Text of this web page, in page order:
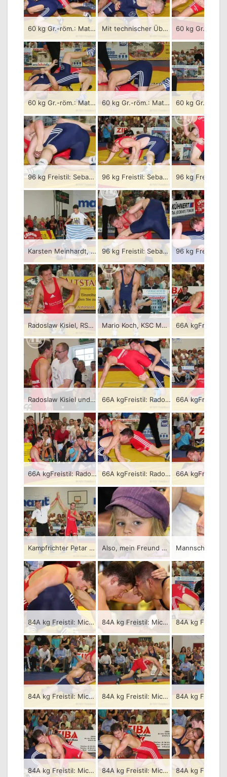
60 kg Gr.-röm.: Mateusz Bierzanowski (rotes Trikot), RSV Rotation Greiz gegen Jakub Korista, KSC Motor Jena – 4:0/TÜ-7:1-5:1-2:1/04:48 Mit technischer Überlegenheit brachte Meteusz Bierzanowski (rot) vier Zähler gegen Jakub Korista auf das Greizer Konto. Mit dem 20:18-Erfolg über den KSC Motor Jena holte sich der RSV Rotation die Tabellenführung wieder.
60 kg Gr.-röm.: Mateusz Bierzanowski (rotes Trikot), RSV Rotation Greiz gegen Jakub Korista, KSC Motor Jena – 4:0/TÜ-7:1-5:1-2:1/04:48 60 kg Gr.-röm.: Mateusz Bierzanowski (rotes Trikot), RSV Rotation Greiz gegen Jakub Korista, KSC Motor Jena – 4:0/TÜ-7:1-5:1-2:1/04:48
96 kg Freistil: Sebastian Wendel (rotes Trikot), RSV Rotation Greiz gegen Karsten Meinhardt, KSC Motor Jena – 3:2/PS-0:1-0:4-2:0-4:0-6:0/09:28 96 kg Freistil: Sebastian Wendel (rotes Trikot), RSV Rotation Greiz gegen Karsten Meinhardt, KSC Motor Jena – 3:2/PS-0:1-0:4-2:0-4:0-6:0/09:28
Karsten Meinhardt, KSC Motor Jena am Boden 96 kg Freistil: Sebastian Wendel (rotes Trikot), RSV Rotation Greiz gegen Karsten Meinhardt, KSC Motor Jena – 3:2/PS-0:1-0:4-2:0-4:0-6:0/09:28
Radoslaw Kisiel, RSV Rotation Greiz Mario Koch, KSC Motor Jena
Radoslaw Kisiel und Falk Schlehahn, RSV Rotation Greiz 66A kgFreistil: Radoslaw Kisiel (rotes Trikot), RSV Rotation Greiz gegen Mario Koch, KSC Motor Jena – 1:3/PS-0:1-1:0-1:1-0:3/08:00
66A kgFreistil: Radoslaw Kisiel (rotes Trikot), RSV Rotation Greiz gegen Mario Koch, KSC Motor Jena – 1:3/PS-0:1-1:0-1:1-0:3/08:00 66A kgFreistil: Radoslaw Kisiel (rotes Trikot), RSV Rotation Greiz gegen Mario Koch, KSC Motor Jena – 1:3/PS-0:1-1:0-1:1-0:3/08:00
Kampfrichter Petar Stefanov und Sieger Edgar Babayan, RSV Rotation Greiz Also, mein Freund muß unbedingt so ein guter Ringer sein wie Eddie!
84A kg Freistil: Michael Dengler (rotes Trikot), RSV Rotation Greiz gegen Gagik Egiasarov, KSC Motor Jena – 3:1/PS-1:5-3:0-3:0-2:1/08:00 84A kg Freistil: Michael Dengler (rotes Trikot), RSV Rotation Greiz gegen Gagik Egiasarov, KSC Motor Jena – 3:1/PS-1:5-3:0-3:0-2:1/08:00
84A kg Freistil: Michael Dengler (rotes Trikot), RSV Rotation Greiz gegen Gagik Egiasarov, KSC Motor Jena – 3:1/PS-1:5-3:0-3:0-2:1/08:00 84A kg Freistil: Michael Dengler (rotes Trikot), RSV Rotation Greiz gegen Gagik Egiasarov, KSC Motor Jena – 3:1/PS-1:5-3:0-3:0-2:1/08:00
84A kg Freistil: Michael Dengler (rotes Trikot), RSV Rotation Greiz gegen Gagik Egiasarov, KSC Motor Jena – 3:1/PS-1:5-3:0-3:0-2:1/08:00 84A kg Freistil: Michael Dengler (rotes Trikot), RSV Rotation Greiz gegen Gagik Egiasarov, KSC Motor Jena – 3:1/PS-1:5-3:0-3:0-2:1/08:00